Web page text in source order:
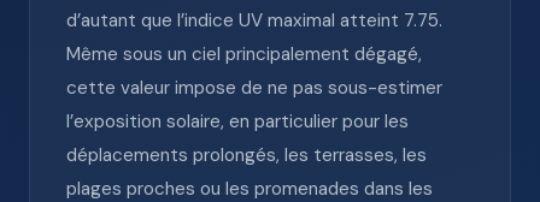
d’autant que l’indice UV maximal atteint 7.75.
Même sous un ciel principalement dégagé,
cette valeur impose de ne pas sous-estimer
l’exposition solaire, en particulier pour les
déplacements prolongés, les terrasses, les
plages proches ou les promenades dans les